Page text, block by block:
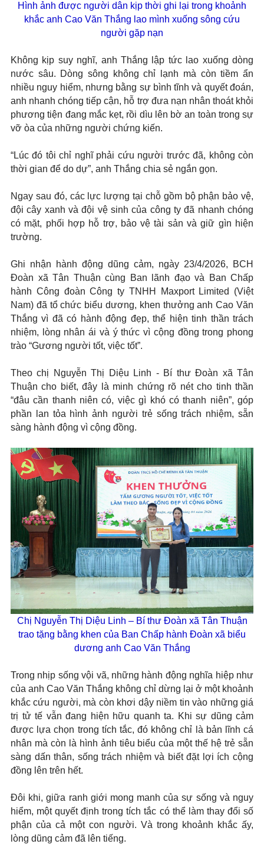
Hình ảnh được người dân kịp thời ghi lại trong khoảnh
khắc anh Cao Văn Thắng lao mình xuống sông cứu
người gặp nạn
Không kịp suy nghĩ, anh Thắng lập tức lao xuống dòng
nước sâu. Dòng sông không chỉ lạnh mà còn tiềm ẩn
nhiều nguy hiểm, nhưng bằng sự bình tĩnh và quyết đoán,
anh nhanh chóng tiếp cận, hỗ trợ đưa nạn nhân thoát khỏi
phương tiện đang mắc kẹt, rồi dìu lên bờ an toàn trong sự
vỡ òa của những người chứng kiến.
“Lúc đó tôi chỉ nghĩ phải cứu người trước đã, không còn
thời gian để do dự”, anh Thắng chia sẻ ngắn gọn.
Ngay sau đó, các lực lượng tại chỗ gồm bộ phận bảo vệ,
đội cây xanh và đội vệ sinh của công ty đã nhanh chóng
có mặt, phối hợp hỗ trợ, bảo vệ tài sản và giữ gìn hiện
trường.
Ghi nhận hành động dũng cảm, ngày 23/4/2026, BCH
Đoàn xã Tân Thuận cùng Ban lãnh đạo và Ban Chấp
hành Công đoàn Công ty TNHH Maxport Limited (Việt
Nam) đã tổ chức biểu dương, khen thưởng anh Cao Văn
Thắng vì đã có hành động đẹp, thể hiện tinh thần trách
nhiệm, lòng nhân ái và ý thức vì cộng đồng trong phong
trào “Gương người tốt, việc tốt”.
Theo chị Nguyễn Thị Diệu Linh - Bí thư Đoàn xã Tân
Thuận cho biết, đây là minh chứng rõ nét cho tinh thần
“đâu cần thanh niên có, việc gì khó có thanh niên”, góp
phần lan tỏa hình ảnh người trẻ sống trách nhiệm, sẵn
sàng hành động vì cộng đồng.
Chị Nguyễn Thị Diệu Linh – Bí thư Đoàn xã Tân Thuận
trao tặng bằng khen của Ban Chấp hành Đoàn xã biểu
dương anh Cao Văn Thắng
Trong nhịp sống vội vã, những hành động nghĩa hiệp như
của anh Cao Văn Thắng không chỉ dừng lại ở một khoảnh
khắc cứu người, mà còn khơi dậy niềm tin vào những giá
trị tử tế vẫn đang hiện hữu quanh ta. Khi sự dũng cảm
được lựa chọn trong tích tắc, đó không chỉ là bản lĩnh cá
nhân mà còn là hình ảnh tiêu biểu của một thế hệ trẻ sẵn
sàng dấn thân, sống trách nhiệm và biết đặt lợi ích cộng
đồng lên trên hết.
Đôi khi, giữa ranh giới mong manh của sự sống và nguy
hiểm, một quyết định trong tích tắc có thể làm thay đổi số
phận của cả một con người. Và trong khoảnh khắc ấy,
lòng dũng cảm đã lên tiếng.